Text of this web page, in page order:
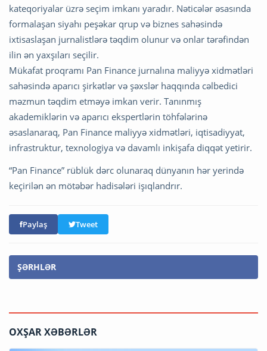
kateqoriyalar üzrə seçim imkanı yaradır. Nəticələr əsasında
formalaşan siyahı peşəkar qrup və biznes sahəsində
ixtisaslaşan jurnalistlərə təqdim olunur və onlar tərəfindən
ilin ən yaxşıları seçilir.
Mükafat proqramı Pan Finance jurnalına maliyyə xidmətləri
sahəsində aparıcı şirkətlər və şəxslər haqqında cəlbedici
məzmun təqdim etməyə imkan verir. Tanınmış
akademiklərin və aparıcı ekspertlərin töhfələrinə
əsaslanaraq, Pan Finance maliyyə xidmətləri, iqtisadiyyat,
infrastruktur, texnologiya və davamlı inkişafa diqqət yetirir.
“Pan Finance” rüblük dərc olunaraq dünyanın hər yerində
keçirilən ən mötəbər hadisələri işıqlandrır.
Paylaş Tweet
ŞƏRHLƏR
OXŞAR XƏBƏRLƏR